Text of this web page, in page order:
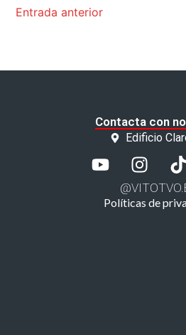
Entrada anterior
Contacta con
Edificio
Políticas de